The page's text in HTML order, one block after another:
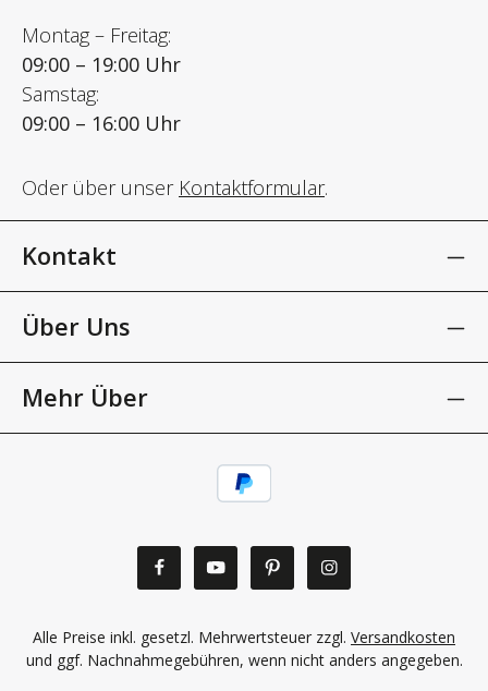
Montag – Freitag:
09:00 – 19:00 Uhr
Samstag:
09:00 – 16:00 Uhr
Oder über unser Kontaktformular.
Kontakt
Über Uns
Mehr Über
Alle Preise inkl. gesetzl. Mehrwertsteuer zzgl. Versandkosten
und ggf. Nachnahmegebühren, wenn nicht anders angegeben.